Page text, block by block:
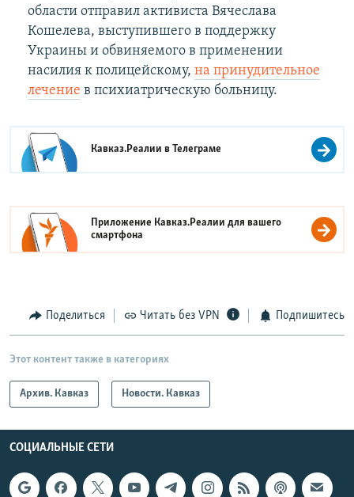
области отправил активиста Вячеслава
Кошелева, выступившего в поддержку
Украины и обвиняемого в применении
насилия к полицейскому, на принудительное
лечение в психиатрическую больницу.
Кавказ.Реалии вТелеграме
Приложение Кавказ.Реалии для вашего
смартфона
Поделиться Читать без VPN Подпишитесь
Этот контент также в категориях
Архив. Кавказ Новости. Кавказ
СОЦИАЛЬНЫЕ СЕТИ